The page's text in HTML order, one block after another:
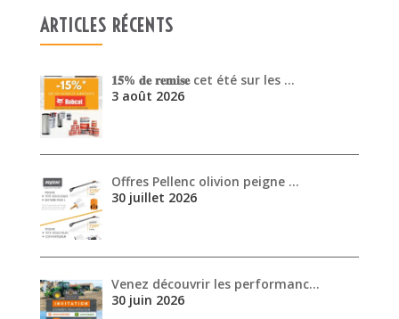
ARTICLES RÉCENTS
𝟏𝟓% 𝐝𝐞 𝐫𝐞𝐦𝐢𝐬𝐞 cet été sur les …
3 août 2026
Offres Pellenc olivion peigne …
30 juillet 2026
Venez découvrir les performanc…
30 juin 2026